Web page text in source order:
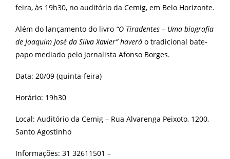
feira, às 19h30, no auditório da Cemig, em Belo Horizonte.
Além do lançamento do livro “O Tiradentes – Uma biografia
de Joaquim José da Silva Xavier” haverá o tradicional bate-
papo mediado pelo jornalista Afonso Borges.
Data: 20/09 (quinta-feira)
Horário: 19h30
Local: Auditório da Cemig – Rua Alvarenga Peixoto, 1200,
Santo Agostinho
Informações: 31 32611501 –